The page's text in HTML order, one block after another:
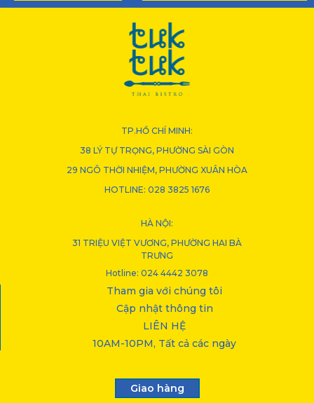
TP.HỒ CHÍ MINH:
38 LÝ TỰ TRỌNG, PHƯỜNG SÀI GÒN
29 NGÔ THỜI NHIỆM, PHƯỜNG XUÂN HÒA
HOTLINE: 028 3825 1676
HÀ NỘI:
31 TRIỆU VIỆT VƯƠNG, PHƯỜNG HAI BÀ
TRƯNG
Hotline: 024 4442 3078
Tham gia với chúng tôi
Cập nhật thông tin
LIÊN HỆ
10AM-10PM, Tất cả các ngày
Giao hàng